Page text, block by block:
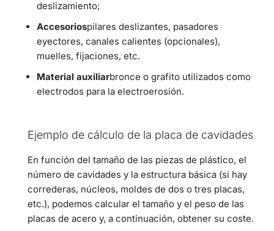
deslizamiento;
Accesoriospilares deslizantes, pasadores
eyectores, canales calientes (opcionales),
muelles, fijaciones, etc.
Material auxiliarbronce o grafito utilizados como
electrodos para la electroerosión.
Ejemplo de cálculo de la placa de cavidades
En función del tamaño de las piezas de plástico, el
número de cavidades y la estructura básica (si hay
correderas, núcleos, moldes de dos o tres placas,
etc.), podemos calcular el tamaño y el peso de las
placas de acero y, a continuación, obtener su coste.